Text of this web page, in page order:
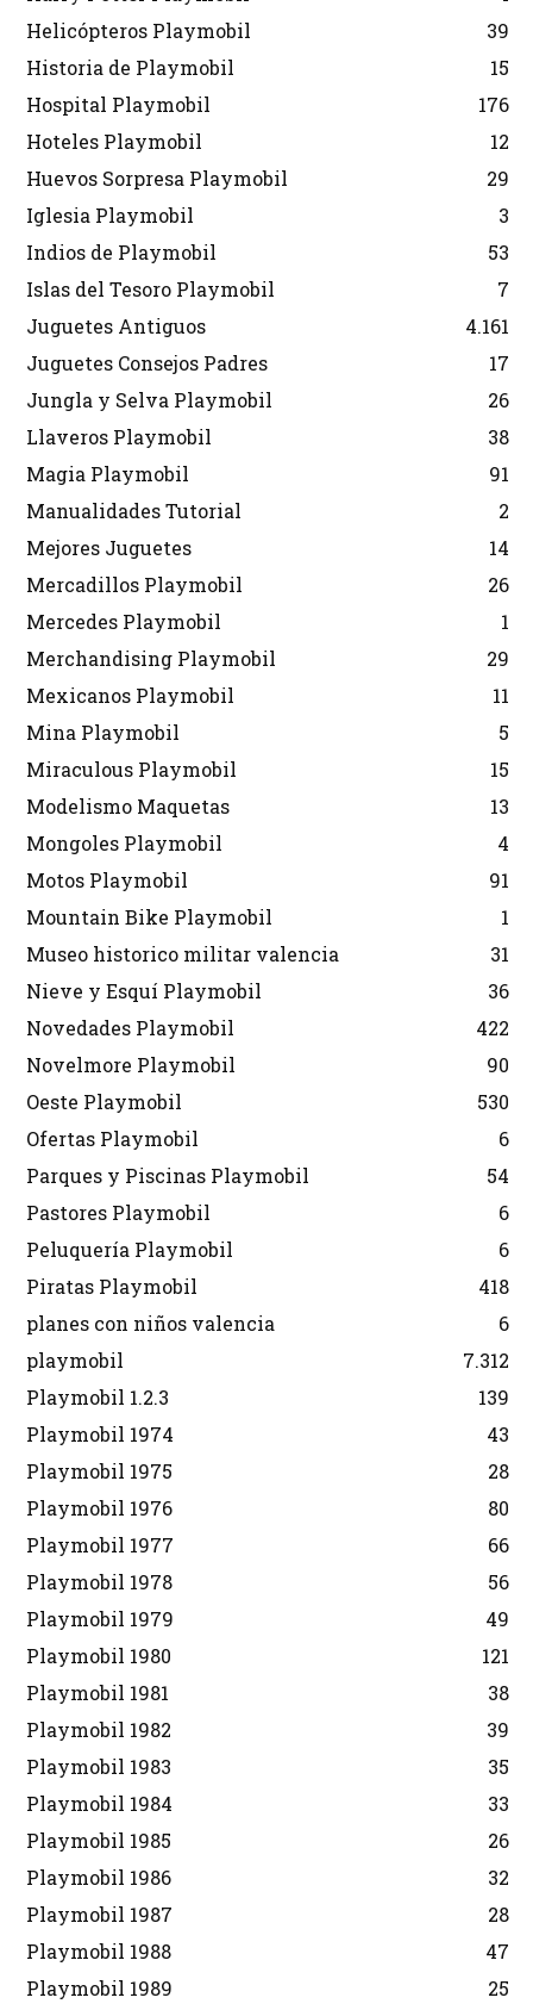
Helicópteros Playmobil
39
Historia de Playmobil
15
Hospital Playmobil
176
Hoteles Playmobil
12
Huevos Sorpresa Playmobil
29
Iglesia Playmobil
3
Indios de Playmobil
53
Islas del Tesoro Playmobil
7
Juguetes Antiguos
4.161
Juguetes Consejos Padres
17
Jungla y Selva Playmobil
26
Llaveros Playmobil
38
Magia Playmobil
91
Manualidades Tutorial
2
Mejores Juguetes
14
Mercadillos Playmobil
26
Mercedes Playmobil
1
Merchandising Playmobil
29
Mexicanos Playmobil
11
Mina Playmobil
5
Miraculous Playmobil
15
Modelismo Maquetas
13
Mongoles Playmobil
4
Motos Playmobil
91
Mountain Bike Playmobil
1
Museo historico militar valencia
31
Nieve y Esquí Playmobil
36
Novedades Playmobil
422
Novelmore Playmobil
90
Oeste Playmobil
530
Ofertas Playmobil
6
Parques y Piscinas Playmobil
54
Pastores Playmobil
6
Peluquería Playmobil
6
Piratas Playmobil
418
planes con niños valencia
6
playmobil
7.312
Playmobil 1.2.3
139
Playmobil 1974
43
Playmobil 1975
28
Playmobil 1976
80
Playmobil 1977
66
Playmobil 1978
56
Playmobil 1979
49
Playmobil 1980
121
Playmobil 1981
38
Playmobil 1982
39
Playmobil 1983
35
Playmobil 1984
33
Playmobil 1985
26
Playmobil 1986
32
Playmobil 1987
28
Playmobil 1988
47
Playmobil 1989
25